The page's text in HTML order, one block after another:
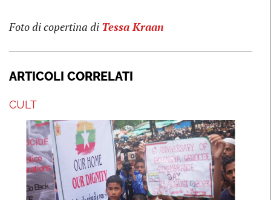
Foto di copertina di Tessa Kraan
ARTICOLI CORRELATI
CULT